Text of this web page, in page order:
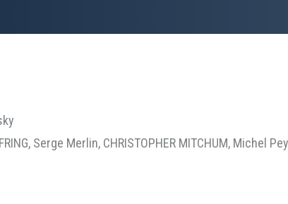
Serge Merlin, CHRISTOPHER MITCHUM, Michel